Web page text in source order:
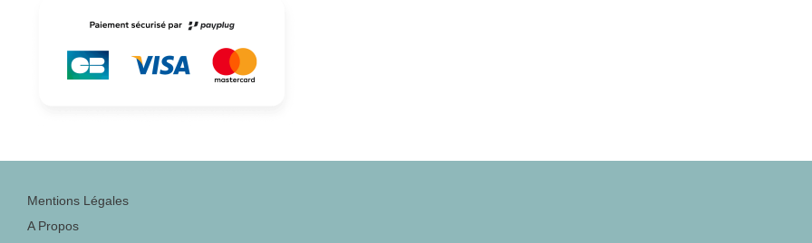
Mentions Légales
A Propos